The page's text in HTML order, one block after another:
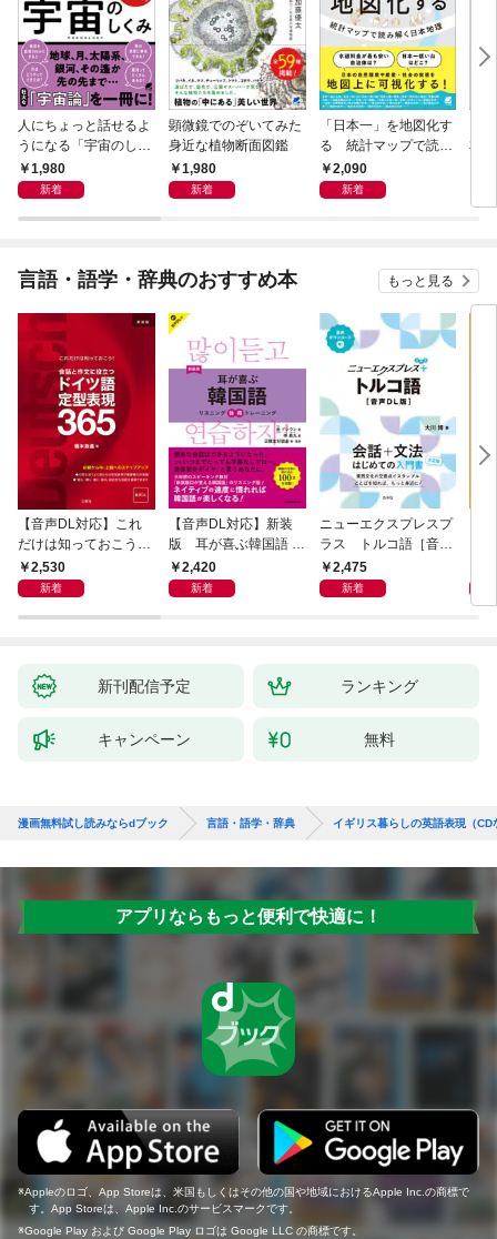
人にちょっと話せるよ
うになる「宇宙のしく
み」1,980
新着
顕微鏡でのぞいてみた
身近な植物断面図鑑
1,980
新着
「日本一」を地図化す
る 統計マップで読み
解く日本地理
2,090
新着
本
言語・語学・辞典のおすすめ本 もっと見る
【音声DL対応】これ
だけは知っておこう！
新装版 会話と作文に
役立つドイツ語定型表
2,530
新着
【音声DL対応】新装
版 耳が喜ぶ韓国語 リ
スニング体得トレーニ
ング
2,420
新着
ニューエクスプレスプ
ラス トルコ語［音声
DL版］
2,475
新着
新刊配信予定 ランキング
キャンペーン 無料
漫画無料試し読みならdブック 言語・語学・辞典 イギリス暮らしの英語表現（CD
アプリならもっと便利で快適に！
Appleのロゴ、App Storeは、米国もしくはその他の国や地域におけるApple Inc.の商標で
す。App Storeは、Apple Inc.のサービスマークです。
Google Play および Google Play ロゴは Google LLC の商標です。